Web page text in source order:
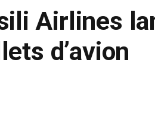
Airlines
d’avion